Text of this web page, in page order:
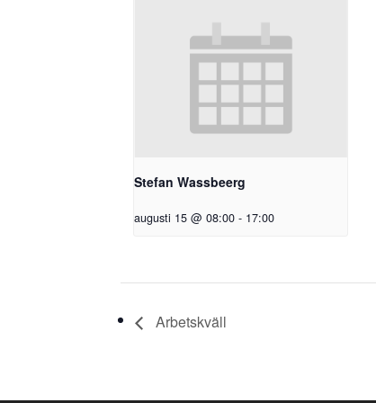
Stefan Wassbeerg
augusti 15 @ 08:00 - 17:00
Arbetskväll